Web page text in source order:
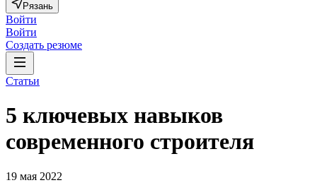
Рязань
Войти
Войти
Создать резюме
Статьи
5 ключевых навыков
современного строителя
19 мая 2022